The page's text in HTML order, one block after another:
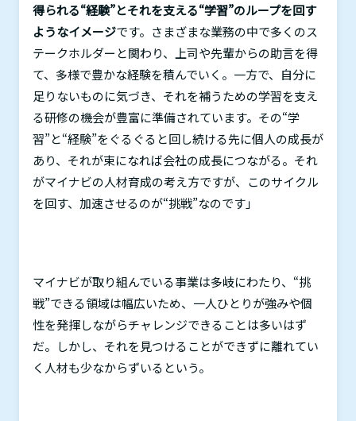
得られる“経験”とそれを支える“学習”のループを回す
ようなイメージです。さまざまな業務の中で多くのス
テークホルダーと関わり、上司や先輩からの助言を得
て、多様で豊かな経験を積んでいく。一方で、自分に
足りないものに気づき、それを補うための学習を支え
る研修の機会が豊富に準備されています。その“学
習”と“経験”をぐるぐると回し続ける先に個人の成長が
あり、それが束になれば会社の成長につながる。それ
がマイナビの人材育成の考え方ですが、このサイクル
を回す、加速させるのが“挑戦”なのです」
マイナビが取り組んでいる事業は多岐にわたり、“挑
戦”できる領域は幅広いため、一人ひとりが強みや個
性を発揮しながらチャレンジできることは多いはず
だ。しかし、それを見つけることができずに離れてい
く人材も少なからずいるという。